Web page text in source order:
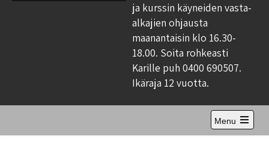
ja kurssin käyneiden vasta-
alkajien ohjausta
maanantaisin klo 16.30-
18.00. Soita rohkeasti
Karille puh 0400 690507.
Ikäraja 12 vuotta.
Menu
Open